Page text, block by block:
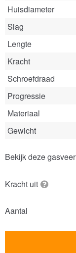
Huisdiameter
Slag
Lengte
Kracht
Schroefdraad
Progressie
Materiaal
Gewicht
Bekijk deze gasveer
Kracht uit
Aantal